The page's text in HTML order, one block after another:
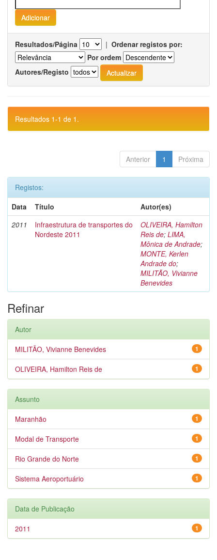
Resultados/Página | Ordenar registos por:
Por ordem
Autores/Registo
Resultados 1-1 de 1.
Anterior 1 Próxima
Registos:
Data
Título
Autor(es)
2011
Infraestrutura de transportes do
Nordeste 2011
OLIVEIRA, Hamilton
Reis de; LIMA,
Mônica de Andrade;
MONTE, Kerlen
Andrade do;
MILITÃO, Vivianne
Benevides
Refinar
Autor
1
MILITÃO, Vivianne Benevides
1
OLIVEIRA, Hamilton Reis de
Assunto
1
Maranhão
1
Modal de Transporte
1
Rio Grande do Norte
1
Sistema Aeroportuário
Data de Publicação
1
2011